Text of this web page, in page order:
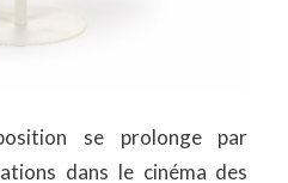
se prolonge par
dans le cinéma des